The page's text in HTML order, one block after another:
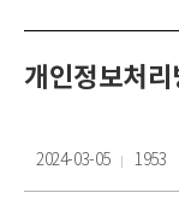
개인정보처
2024-03-05 1953